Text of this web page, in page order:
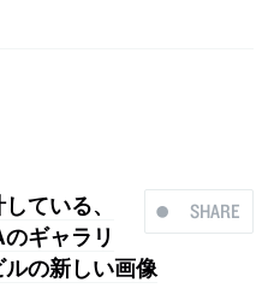
SHARE
ている、
ギャラリ
の新しい画像